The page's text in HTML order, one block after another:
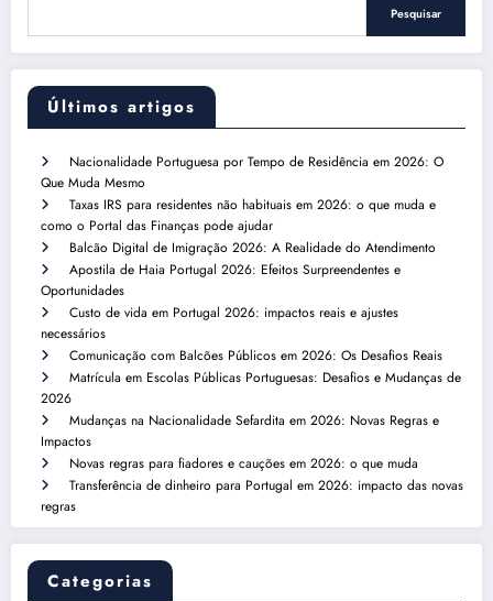
Pesquisar
Últimos artigos
Nacionalidade Portuguesa por Tempo de Residência em 2026: O
Que Muda Mesmo
Taxas IRS para residentes não habituais em 2026: o que muda e
como o Portal das Finanças pode ajudar
Balcão Digital de Imigração 2026: A Realidade do Atendimento
Apostila de Haia Portugal 2026: Efeitos Surpreendentes e
Oportunidades
Custo de vida em Portugal 2026: impactos reais e ajustes
necessários
Comunicação com Balcões Públicos em 2026: Os Desafios Reais
Matrícula em Escolas Públicas Portuguesas: Desafios e Mudanças de
2026
Mudanças na Nacionalidade Sefardita em 2026: Novas Regras e
Impactos
Novas regras para fiadores e cauções em 2026: o que muda
Transferência de dinheiro para Portugal em 2026: impacto das novas
regras
Categorias